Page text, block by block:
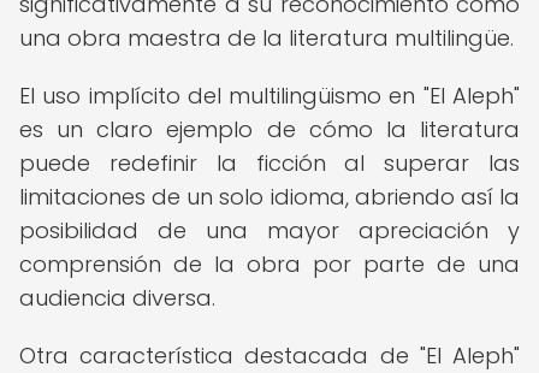
una obra maestra de la literatura multilingüe.
El uso implícito del multilingüismo en "El Aleph"
es un claro ejemplo de cómo la literatura
puede redefinir la ficción al superar las
limitaciones de un solo idioma, abriendo así la
posibilidad de una mayor apreciación y
comprensión de la obra por parte de una
audiencia diversa.
Otra característica destacada de "El Aleph"